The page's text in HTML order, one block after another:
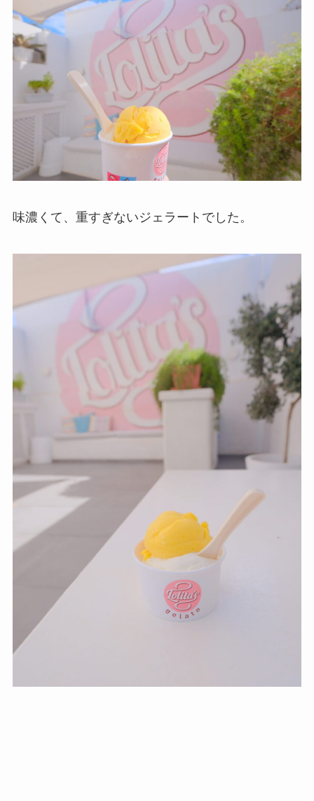
味濃くて、重すぎないジェラートでした。